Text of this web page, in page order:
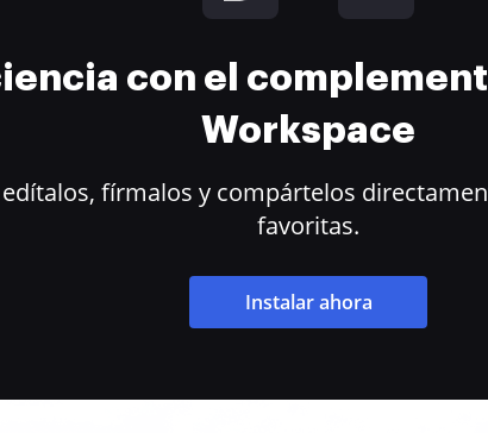
con el
Workspace
fírmalos y compártelos
favoritas.
Instalar ahora